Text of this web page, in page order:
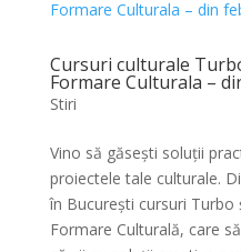
Cursuri culturale
Formare Culturala –
Stiri
Vino să găsești soluții
proiectele tale culturale.
în București cursuri
Formare Culturală, care